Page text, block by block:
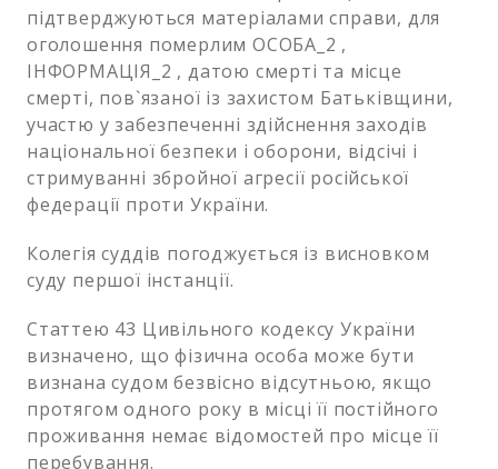
підтверджуються матеріалами справи, для
оголошення померлим ОСОБА_2 ,
ІНФОРМАЦІЯ_2 , датою смерті та місце
смерті, пов`язаної із захистом Батьківщини,
участю у забезпеченні здійснення заходів
національної безпеки і оборони, відсічі і
стримуванні збройної агресії російської
федерації проти України.
Колегія суддів погоджується із висновком
суду першої інстанції.
Статтею 43 Цивільного кодексу України
визначено, що фізична особа може бути
визнана судом безвісно відсутньою, якщо
протягом одного року в місці її постійного
проживання немає відомостей про місце її
перебування.